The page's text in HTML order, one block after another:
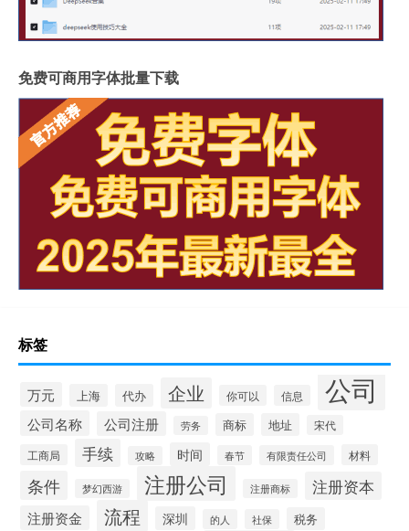
免费可商用字体批量下载
标签
万元 上海 代办 企业 你可以 信息 公司
公司名称 公司注册 劳务 商标 地址 宋代
工商局 手续 攻略 时间 春节 有限责任公司 材料
条件 梦幻西游 注册公司 注册商标 注册资本
注册资金 流程 深圳 的人 社保 税务